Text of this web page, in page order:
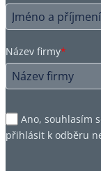
Název firmy*
Ano, souhlasím
přihlásit k odběru